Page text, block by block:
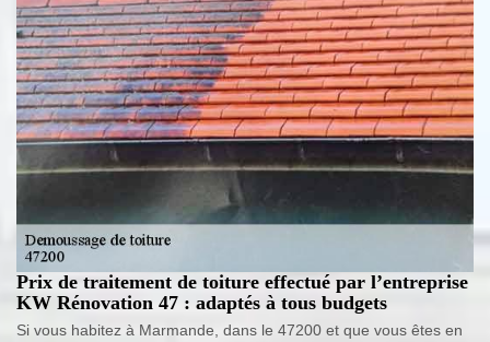
Prix de traitement de toiture effectué par l’entreprise
KW Rénovation 47 : adaptés à tous budgets
Si vous habitez à Marmande, dans le 47200 et que vous êtes en